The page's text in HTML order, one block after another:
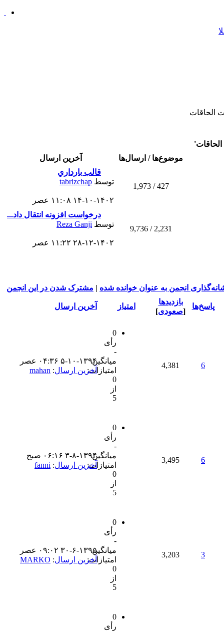
الحاقات
موضوع‌ها / ارسال‌ها
آخرین ارسال
427 / 1,973
قالب بارداري
توسط tabrizchap
۱۴-۱۰-۱۴۰۲ ۱۱:۰۸ عصر
2,231 / 9,736
درخواست افزونه انتقال داد...
توسط Reza Ganji
۲۸-۱۲-۱۴۰۲ ۱۱:۲۲ عصر
انجمن به عنوان خوانده شده | مشترک شدن در این انجمن
پاسخ‌ها
بازدید‌ها
[صعودی]
امتیاز آخرین ارسال
6
4,381
0
رأی
-
میانگین
امتیازات:
0
از
5
۵-۱۰-۱۳۹۴ ۰۴:۳۶ عصر
آخرین ارسال:
mahan
6
3,495
0
رأی
-
میانگین
امتیازات:
0
از
5
۳-۸-۱۳۹۴ ۰۶:۱۶ صبح
آخرین ارسال:
fanni
3
3,203
0
رأی
-
میانگین
امتیازات:
0
از
5
۳۰-۶-۱۳۹۵ ۰۹:۰۲ عصر
آخرین ارسال:
MARKO
0
رأی